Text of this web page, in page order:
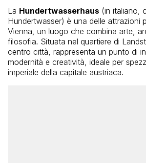
La Hundertwasserhaus (in italiano,
Hundertwasser) è una delle attrazioni
Vienna, un luogo che combina arte,
filosofia. Situata nel quartiere di
centro città, rappresenta un punto di
modernità e creatività, ideale per
imperiale della capitale austriaca.